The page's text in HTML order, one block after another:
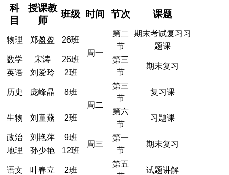
科
目
授课教
师
班级 时间 节次 课题
物理 郑盈盈
26班
周一
第二
节
期末考试复习习
题课
数学
宋涛 26班
第三
节
期末复习
英语 刘爱玲 2班
历史 庞峰晶
8班
周二
第三
节
复习课
生物 刘童燕 2班
第六
节
习题课
政治 刘艳萍 9班
周三
第一
节
期末复习
地理 孙少艳 12班
语文 叶春立
2班
第五
试题讲解